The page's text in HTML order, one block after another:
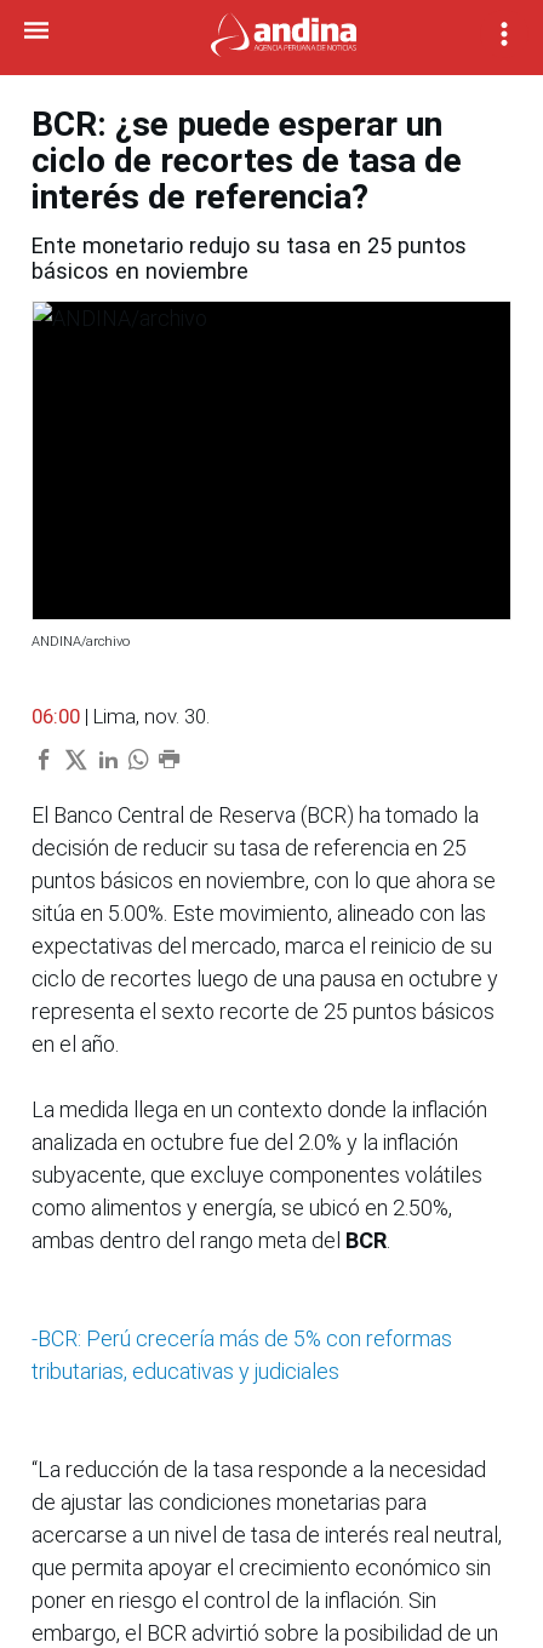
BCR: ¿se puede esperar un
ciclo de recortes de tasa de
interés de referencia?
Ente monetario redujo su tasa en 25 puntos
básicos en noviembre
ANDINA/archivo
06:00 | Lima, nov. 30.
El Banco Central de Reserva (BCR) ha tomado la
decisión de reducir su tasa de referencia en 25
puntos básicos en noviembre, con lo que ahora se
sitúa en 5.00%. Este movimiento, alineado con las
expectativas del mercado, marca el reinicio de su
ciclo de recortes luego de una pausa en octubre y
representa el sexto recorte de 25 puntos básicos
en el año.
La medida llega en un contexto donde la inflación
analizada en octubre fue del 2.0% y la inflación
subyacente, que excluye componentes volátiles
como alimentos y energía, se ubicó en 2.50%,
ambas dentro del rango meta del BCR.
-BCR: Perú crecería más de 5% con reformas
tributarias, educativas y judiciales
“La reducción de la tasa responde a la necesidad
de ajustar las condiciones monetarias para
acercarse a un nivel de tasa de interés real neutral,
que permita apoyar el crecimiento económico sin
poner en riesgo el control de la inflación. Sin
embargo, el BCR advirtió sobre la posibilidad de un